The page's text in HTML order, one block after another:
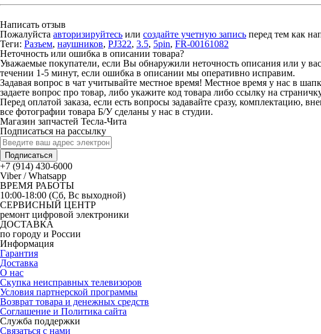
Написать отзыв
Пожалуйста авторизируйтесь или создайте учетную запись перед тем как
Теги: Разъем, наушников, PJ322, 3.5, 5pin, FR-00161082
Неточность или ошибка в описании товара?
Уважаемые покупатели, если Вы обнаружили неточность описания или у
течении 1-5 минут, если ошибка в описании мы оперативно исправим.
Задавая вопрос в чат учитывайте местное время! Местное время у нас в
задаете вопрос про товар, либо укажите код товара либо ссылку на
Перед оплатой заказа, если есть вопросы задавайте сразу, комплектацию,
все фотографии товара Б/У сделаны у нас в студии.
Магазин запчастей Тесла-Чита
Подписаться на рассылку
Подписаться
+7 (914) 430-6000
Viber / Whatsapp
ВРЕМЯ РАБОТЫ
10:00-18:00 (Сб, Вс выходной)
СЕРВИСНЫЙ ЦЕНТР
ремонт цифровой электроники
ДОСТАВКА
по городу и России
Информация
Гарантия
Доставка
О нас
Скупка неисправных телевизоров
Условия партнерской программы
Возврат товара и денежных средств
Соглашение и Политика сайта
Служба поддержки
Связаться с нами